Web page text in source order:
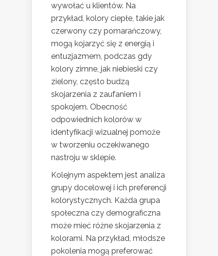
wywołać u klientów. Na
przykład, kolory ciepłe, takie jak
czerwony czy pomarańczowy,
mogą kojarzyć się z energią i
entuzjazmem, podczas gdy
kolory zimne, jak niebieski czy
zielony, często budzą
skojarzenia z zaufaniem i
spokojem. Obecność
odpowiednich kolorów w
identyfikacji wizualnej pomoże
w tworzeniu oczekiwanego
nastroju w sklepie.
Kolejnym aspektem jest analiza
grupy docelowej i ich preferencji
kolorystycznych. Każda grupa
społeczna czy demograficzna
może mieć różne skojarzenia z
kolorami. Na przykład, młodsze
pokolenia mogą preferować